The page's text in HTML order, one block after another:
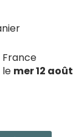
le mer 12 août